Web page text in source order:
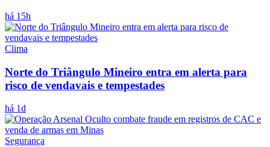
há 15h
Clima
Norte do Triângulo Mineiro entra em alerta para
risco de vendavais e tempestades
há 1d
Segurança